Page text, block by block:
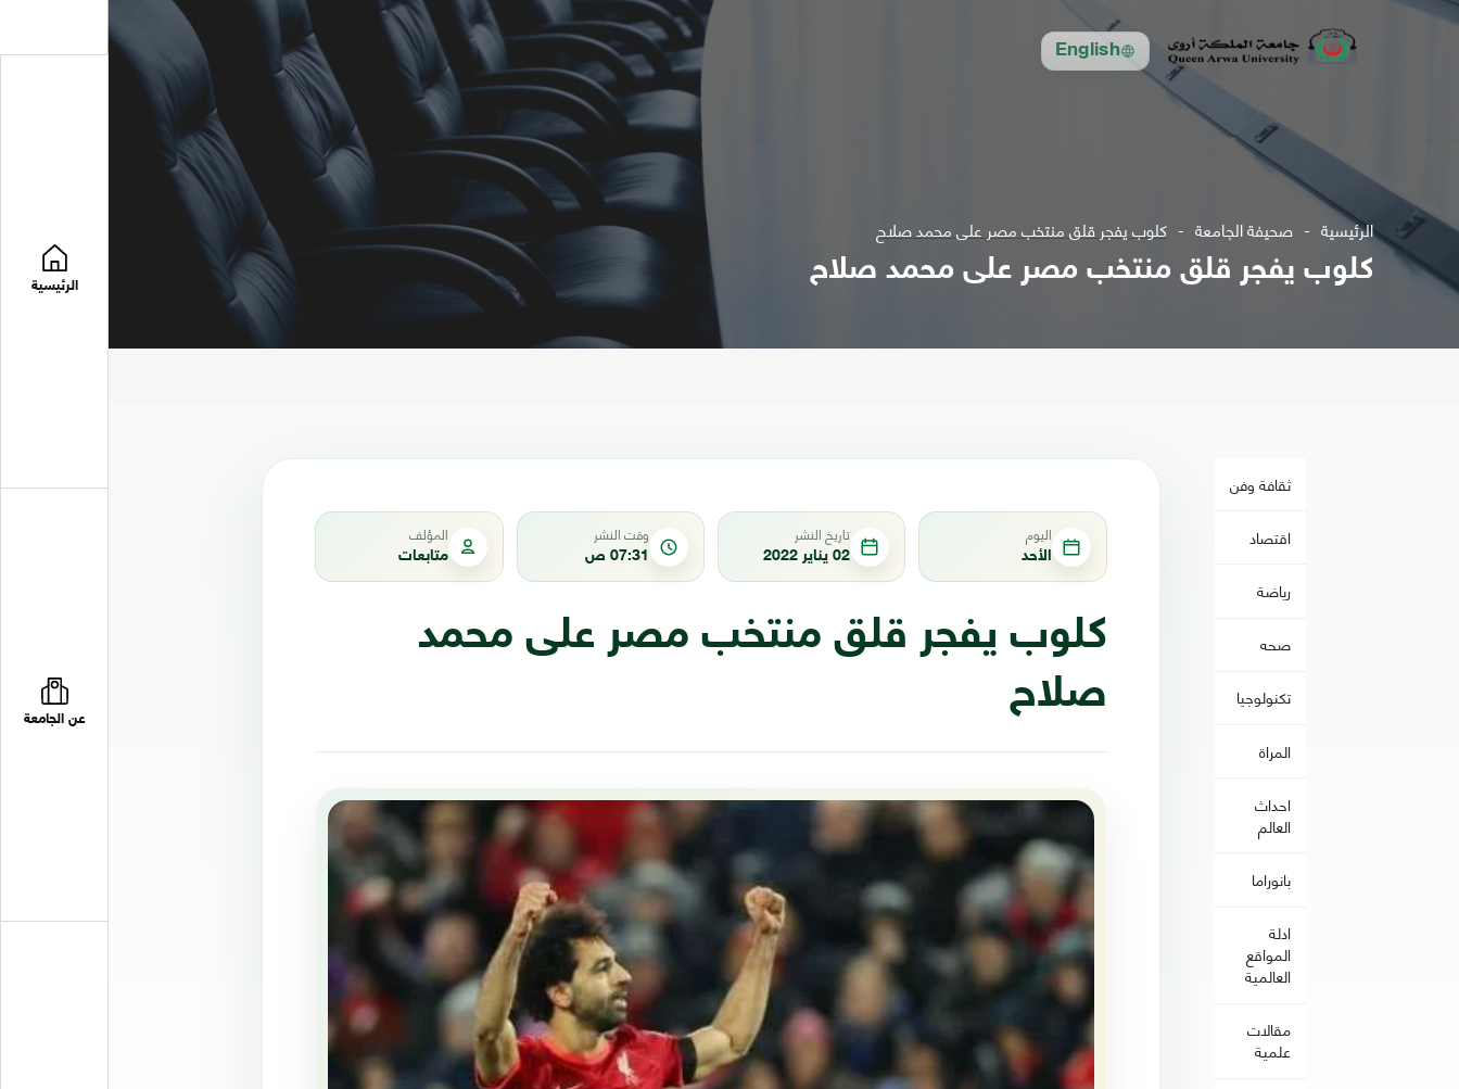
English
الرئيسية
عن الجامعة
الرئيسية صحيفة الجامعة كلوب يفجر قلق منتخب مصر على محمد صلاح
كلوب يفجر قلق منتخب مصر على محمد صلاح
ثقافة وفن
اقتصاد
رياضة
صحه
تكنولوجيا
المراة
احداث
العالم
بانوراما
ادلة
المواقع
العالمية
مقالات
علمية
اليوم
الأحد
تاريخ النشر
02 يناير 2022
وقت النشر
07:31 ص
المؤلف
متابعات
كلوب يفجر قلق منتخب مصر على محمد
صلاح